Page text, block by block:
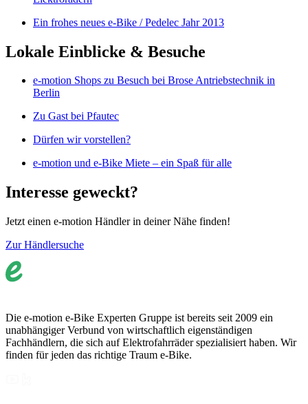
Ein frohes neues e-Bike / Pedelec Jahr 2013
Lokale Einblicke & Besuche
e-motion Shops zu Besuch bei Brose Antriebstechnik in
Berlin
Zu Gast bei Pfautec
Dürfen wir vorstellen?
e-motion und e-Bike Miete – ein Spaß für alle
Interesse geweckt?
Jetzt einen e-motion Händler in deiner Nähe finden!
Zur Händlersuche
Die e-motion e-Bike Experten Gruppe ist bereits seit 2009 ein
unabhängiger Verbund von wirtschaftlich eigenständigen
Fachhändlern, die sich auf Elektrofahrräder spezialisiert haben. Wir
finden für jeden das richtige Traum e-Bike.